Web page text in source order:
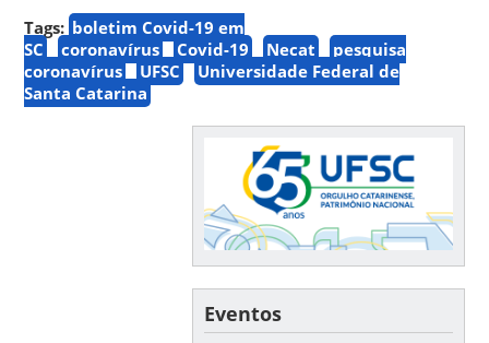
Tags: boletim Covid-19 em
SC
coronavírus Covid-19 Necat
pesquisa
coronavírus
UFSC
Universidade Federal de
Santa Catarina
Eventos